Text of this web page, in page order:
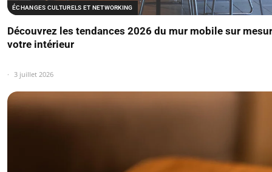
ÉCHANGES CULTURELS ET NETWORKING
Découvrez les tendances 2026 du mur mobile sur
votre intérieur
3 juillet 2026